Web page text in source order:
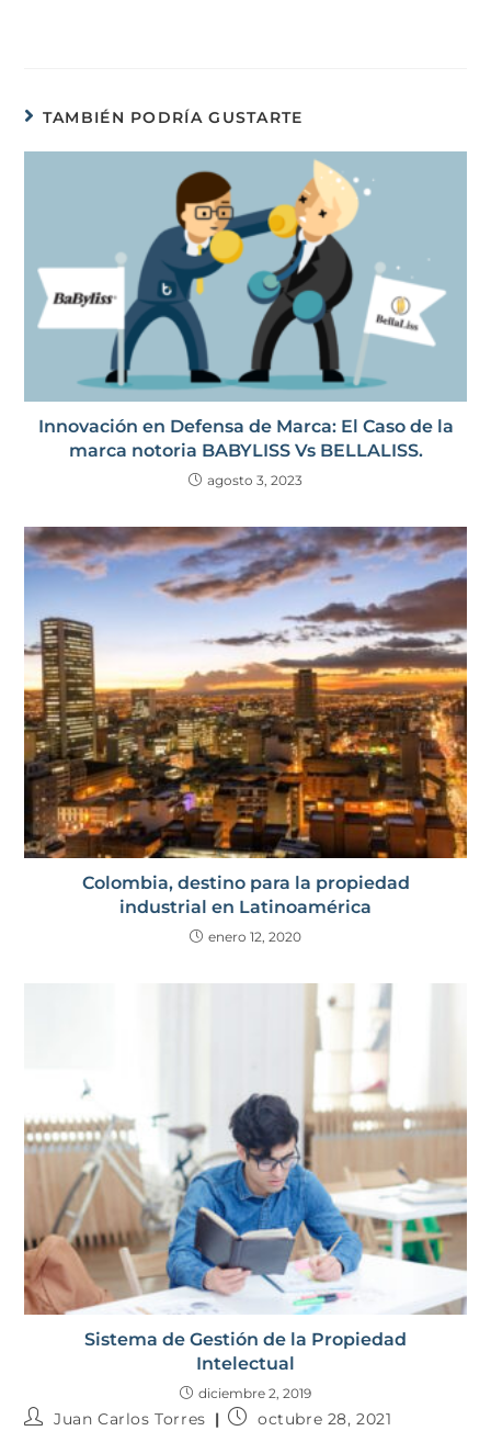
TAMBIÉN PODRÍA GUSTARTE
Innovación en Defensa de Marca: El Caso de la
marca notoria BABYLISS Vs BELLALISS.
agosto 3, 2023
Colombia, destino para la propiedad
industrial en Latinoamérica
enero 12, 2020
Sistema de Gestión de la Propiedad
Intelectual
diciembre 2, 2019
Juan Carlos Torres octubre 28, 2021